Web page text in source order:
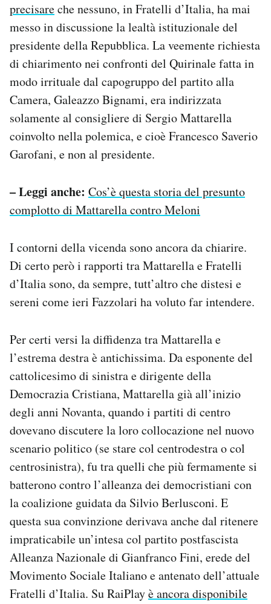
Esci
precisareche nessuno, in Fratelli d’Italia, ha mai
messo in discussione la lealtà istituzionale del
presidente della Repubblica. La veemente richiesta
di chiarimento nei confronti del Quirinale fatta in
modo irrituale dal capogruppo del partito alla
Camera, Galeazzo Bignami, era indirizzata
solamente al consigliere di Sergio Mattarella
coinvolto nella polemica, e cioè Francesco Saverio
Garofani, e non al presidente.
– Leggi anche: Cos’è questa storia del presunto
complotto di Mattarella contro Meloni
I contorni della vicenda sono ancora da chiarire.
Di certo però i rapporti tra Mattarella e Fratelli
d’Italia sono, da sempre, tutt’altro che distesi e
sereni come ieri Fazzolari ha voluto far intendere.
Per certi versi la diffidenza tra Mattarella e
l’estrema destra è antichissima. Da esponente del
cattolicesimo di sinistra e dirigente della
Democrazia Cristiana, Mattarella già all’inizio
degli anni Novanta, quando i partiti di centro
dovevano discutere la loro collocazione nel nuovo
scenario politico (se stare col centrodestra o col
centrosinistra), fu tra quelli che più fermamente si
batterono contro l’alleanza dei democristiani con
la coalizione guidata da Silvio Berlusconi. E
questa sua convinzione derivava anche dal ritenere
impraticabile un’intesa col partito postfascista
Alleanza Nazionale di Gianfranco Fini, erede del
Movimento Sociale Italiano e antenato dell’attuale
Fratelli d’Italia. Su RaiPlayè ancora disponibile